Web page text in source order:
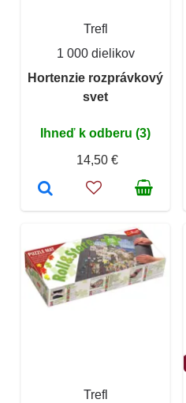
Trefl
1 000 dielikov
Hortenzie rozprávkový
svet
Ihneď k odberu (3)
14,50 €
Trefl